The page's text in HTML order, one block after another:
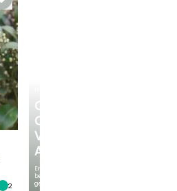
ONTDEK
ONS
VOORDELIGE
ASSORTIMENT
En
bespaar
geld!
2